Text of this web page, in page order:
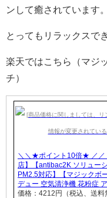
ンして癒されています。
とってもリラックスで
楽天ではこちら（マジ
チ）
＼＼★ポイント10倍★ ／／
店】【antibac2K ソリュー
PM2.5対応】【マジックボ
デュー 空気清浄機 花粉症
価格：4212円（税込、送料